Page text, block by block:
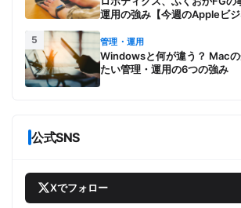
運用の強み【今週のAppleビジ
5 管理・運用
Windowsと何が違う？ Macの
たい管理・運用の6つの強み
公式SNS
Xでフォロー